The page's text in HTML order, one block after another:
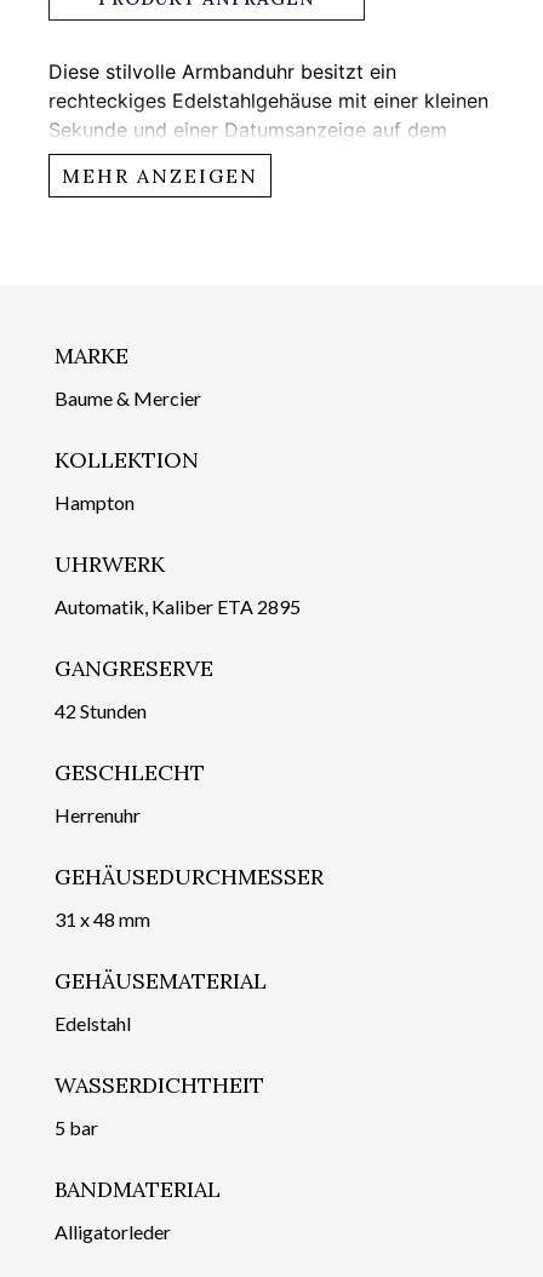
Diese stilvolle Armbanduhr besitzt ein
rechteckiges Edelstahlgehäuse mit einer kleinen
Sekunde und einer Datumsanzeige auf dem
Zifferblatt, die sich bei 6 Uhr befindet. Dank des
Automatikwerks bietet der Zeitmesser
MEHR ANZEIGEN
MARKE
Baume & Mercier
KOLLEKTION
Hampton
UHRWERK
Automatik, Kaliber ETA 2895
GANGRESERVE
42 Stunden
GESCHLECHT
Herrenuhr
GEHÄUSEDURCHMESSER
31 x 48 mm
GEHÄUSEMATERIAL
Edelstahl
WASSERDICHTHEIT
5 bar
BANDMATERIAL
Alligatorleder